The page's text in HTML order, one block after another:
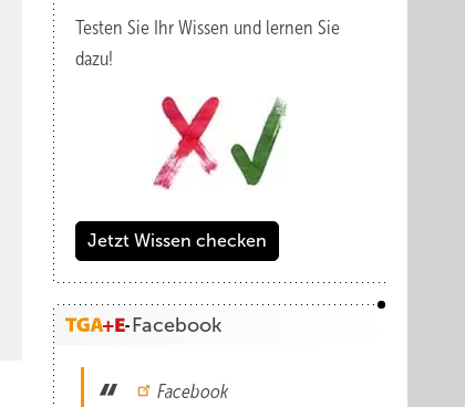
Testen Sie Ihr Wissen und lernen Sie
dazu!
Jetzt Wissen checken
Facebook
Facebook